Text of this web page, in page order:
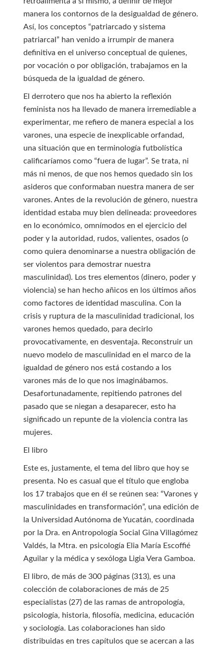
manera los contornos de la desigualdad de género.
Así, los conceptos “patriarcado y sistema
patriarcal” han venido a irrumpir de manera
definitiva en el universo conceptual de quienes,
por vocación o por obligación, trabajamos en la
búsqueda de la igualdad de género.
El derrotero que nos ha abierto la reflexión
feminista nos ha llevado de manera irremediable a
experimentar, me refiero de manera especial a los
varones, una especie de inexplicable orfandad,
una situación que en terminología futbolística
calificaríamos como “fuera de lugar”. Se trata, ni
más ni menos, de que nos hemos quedado sin los
asideros que conformaban nuestra manera de ser
varones. Antes de la revolución de género, nuestra
identidad estaba muy bien delineada: proveedores
en lo económico, omnímodos en el ejercicio del
poder y la autoridad, rudos, valientes, osados (o
como quiera denominarse a nuestra obligación de
ser violentos para demostrar nuestra
masculinidad). Los tres elementos (dinero, poder y
violencia) se han hecho añicos en los últimos años
como factores de identidad masculina. Con la
crisis y ruptura de la masculinidad tradicional, los
varones hemos quedado, para decirlo
provocativamente, en desventaja. Reconstruir un
nuevo modelo de masculinidad en el marco de la
igualdad de género nos está costando a los
varones más de lo que nos imaginábamos.
Desafortunadamente, repitiendo patrones del
pasado que se niegan a desaparecer, esto ha
significado un repunte de la violencia contra las
mujeres.
El libro
Este es, justamente, el tema del libro que hoy se
presenta. No es casual que el título que engloba
los 17 trabajos que en él se reúnen sea: “Varones y
masculinidades en transformación”, una edición de
la Universidad Autónoma de Yucatán, coordinada
por la Dra. en Antropología Social Gina Villagómez
Valdés, la Mtra. en psicología Elia María Escoffié
Aguilar y la médica y sexóloga Ligia Vera Gamboa.
El libro, de más de 300 páginas (313), es una
colección de colaboraciones de más de 25
especialistas (27) de las ramas de antropología,
psicología, historia, filosofía, medicina, educación
y sociología. Las colaboraciones han sido
distribuidas en tres capítulos que se acercan a las